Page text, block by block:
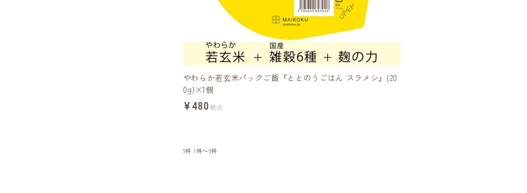
やわらか若玄米パックご飯『ととのうごはん スラメシ』(20
0g)×1個
¥480 税込
9件1件～9件